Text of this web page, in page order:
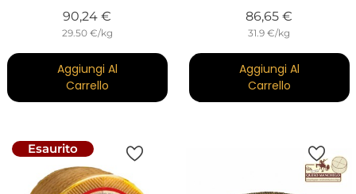
90,24 €
29.50 €/kg
Aggiungi Al
Carrello
86,65 €
31.9 €/kg
Aggiungi Al
Carrello
Esaurito